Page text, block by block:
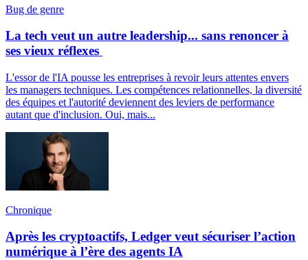
Bug de genre
La tech veut un autre leadership... sans renoncer à
ses vieux réflexes
L'essor de l'IA pousse les entreprises à revoir leurs attentes envers
les managers techniques. Les compétences relationnelles, la diversité
des équipes et l'autorité deviennent des leviers de performance
autant que d'inclusion. Oui, mais...
Chronique
Après les cryptoactifs, Ledger veut sécuriser l’action
numérique à l’ère des agents IA